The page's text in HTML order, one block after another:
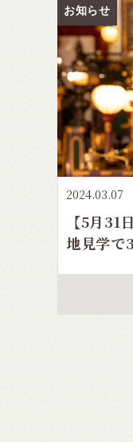
お知らせ
2024.03.07
【5月31
地見学